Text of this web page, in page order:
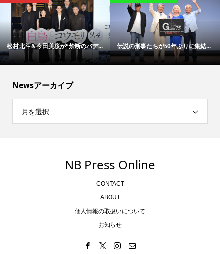
松村北斗＆今田美桜が“禁断のバデ... 伝説の刑事たちが50年ぶりに集結...
Newsアーカイブ
月を選択
NB Press Online
CONTACT
ABOUT
個人情報の取扱いについて
お知らせ